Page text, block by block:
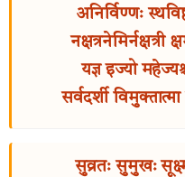
अनिर्विण्णः
यज्ञ इज्यो
सर्वदर्शी
सुव्रतः सुमुखः